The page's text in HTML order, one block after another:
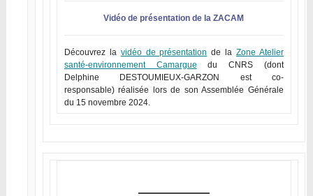
Vidéo de présentation de la ZACAM
Découvrez la vidéo de présentation de laZone Atelier
santé-environnement Camargue du CNRS (dont
Delphine DESTOUMIEUX-GARZON est co-
responsable) réalisée lors de son Assemblée Générale
du 15 novembre 2024.